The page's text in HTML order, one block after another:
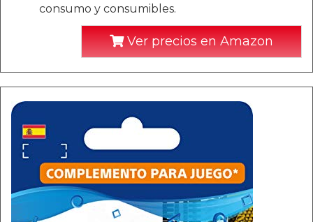
consumo y consumibles.
Ver precios en Amazon